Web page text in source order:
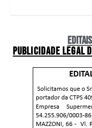
PUBLICIDADE LEGAL